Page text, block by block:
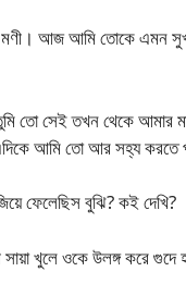
মণী। আজ আমি তোকে এমন
তো সেই তখন থেকে আমার
আমি তো আর সহ্য করতে
ফেলেছিস বুঝি? কই দেখি?
সায়া খুলে ওকে উলঙ্গ করে গুদে